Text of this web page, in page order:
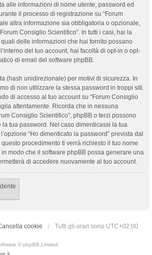
alle informazioni di nome utente, password ed
il processo di registrazione su “Forum
altra informazione sia obbligatoria o opzionale,
Consiglio Scientifico”. In tutti i casi, hai la
delle informazioni che hai fornito possano
del tuo account, hai facoltà di opt-in o opt-
di email del software phpBB.
(hash unidirezionale) per motivi di sicurezza. In
di non utilizzare la stessa password in troppi siti.
di accesso al tuo account su “Forum Consiglio
attentamente. Ricorda che in nessuna
Consiglio Scientifico”, phpBB o terzi possono
la tua password. Nel caso dimenticassi la tua
“Ho dimenticato la password” prevista dal
procedimento ti verrà richiesto il tuo nome
modo che il software phpBB possa generare una
di accedere nuovamente al tuo account.
cookie Tutti gli orari sono UTC+02:00
© phpBB Limited